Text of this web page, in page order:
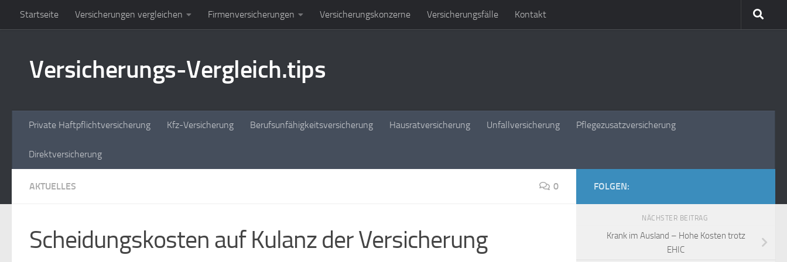
Zum Inhalt springen
Startseite Versicherungen vergleichen Firmenversicherungen Versicherungskonzerne Versicherungsfälle Kontakt
Versicherungs-Vergleich.tips
Private Haftpflichtversicherung Kfz-Versicherung Berufsunfähigkeitsversicherung Hausratversicherung Unfallversicherung Pflegezusatzversicherung
Direktversicherung
AKTUELLES 0
Scheidungskosten auf Kulanz der Versicherung
FOLGEN:
NÄCHSTER BEITRAG
Krank im Ausland – Hohe Kosten trotz
EHIC